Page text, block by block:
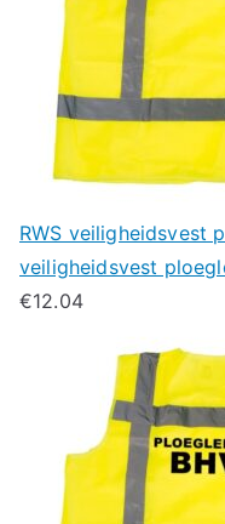
RWS veiligheidsvest
veiligheidsvest
€12.04